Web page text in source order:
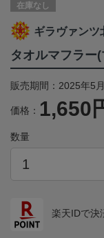
在庫なし
ギラヴァンツ
タオルマフラー
販売期間：2025年5
価格： 1,650
数量
楽天IDで決